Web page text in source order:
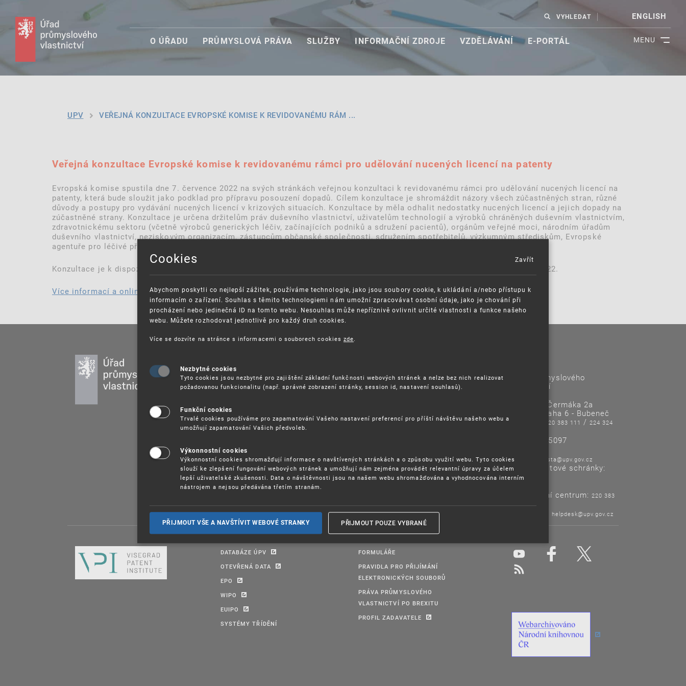
MENU
VYHLEDAT ENGLISH
O ÚŘADU PRŮMYSLOVÁ PRÁVA SLUŽBY INFORMAČNÍ ZDROJE VZDĚLÁVÁNÍ E-PORTÁL
UPV VEŘEJNÁ KONZULTACE EVROPSKÉ KOMISE K REVIDOVANÉMU RÁM ...
Veřejná konzultace Evropské komise k revidovanému rámci pro udělování nucených licencí na patenty
Evropská komise spustila dne 7. července 2022 na svých stránkách veřejnou konzultaci k revidovanému rámci pro udělování nucených licencí na
patenty, která bude sloužit jako podklad pro přípravu posouzení dopadů. Cílem konzultace je shromáždit názory všech zúčastněných stran, různé
důvody a postupy pro vydávání nucených licencí v krizových situacích. Konzultace by měla odhalit nedostatky nucených licencí a jejich dopady na
zúčastněné strany. Konzultace je určena držitelům práv duševního vlastnictví, uživatelům technologií a výrobků chráněných duševním vlastnictvím,
zdravotnickému sektoru (včetně výrobců generických léčiv, začínajících podniků a sdružení pacientů), orgánům veřejné moci, národním úřadům
duševního vlastnictví, neziskovým organizacím, zástupcům občanské společnosti, sdružením spotřebitelů, výzkumným střediskům, Evropské
agentuře pro léčivé přípravky a právníkům zabývajícím se duševním vlastnictvím.
Konzultace je k dispozici na portálu Evropské komise Have your say ve 24 úředních jazycích EU a bude otevřena do 29. září 2022.
Více informací a online dotazník
DUŠEVNÍMU VLASTNICTVÍ
UŽITEČNÉ ODKAZY
VZDĚLÁVÁNÍ
PRÁVNÍ PŘEDPISY
ORGANIZAČNÍ SCHÉMA
ISO CERTIFIKÁTY KVALITY
FAQ
Úřad průmyslového
vlastnictví
Antonína Čermáka 2a
160 68 Praha 6 - Bubeneč
220 383 111 /224 324
IČO: 48135097
E-mail:
posta@upv.gov.cz
Adresa datové schránky:
ix6aa38
Informační centrum: 220 383
120
helpdesk@upv.gov.cz
DATABÁZE ÚPV
OTEVŘENÁ DATA
EPO
WIPO
EUIPO
SYSTÉMY TŘÍDĚNÍ
FORMULÁŘE
PRAVIDLA PRO PŘIJÍMÁNÍ
ELEKTRONICKÝCH SOUBORŮ
PRÁVA PRŮMYSLOVÉHO
VLASTNICTVÍ PO BREXITU
PROFIL ZADAVATELE
Cookies
Abychom poskytli co nejlepší zážitek, používáme technologie, jako jsou soubory cookie, k ukládání a/nebo přístupu k
informacím o zařízení. Souhlas s těmito technologiemi nám umožní zpracovávat osobní údaje, jako je chování při
procházení nebo jedinečná ID na tomto webu. Nesouhlas může nepříznivě ovlivnit určité vlastnosti a funkce našeho
webu. Můžete rozhodovat jednotlivě pro každý druh cookies.
Více se dozvíte na stránce s informacemi o souborech cookies zde.
Nezbytné cookies
Tyto cookies jsou nezbytné pro zajištění základní funkčnosti webových stránek a nelze bez nich realizovat
požadovanou funkcionalitu (např. správné zobrazení stránky, session id, nastavení souhlasů).
Funkční cookies
Trvalé cookies používáme pro zapamatování Vašeho nastavení preferencí pro příští návštěvu našeho webu a
umožňují zapamatování Vašich předvoleb.
Výkonnostní cookies
Výkonnostní cookies shromažďují informace o navštívených stránkách a o způsobu využití webu. Tyto cookies
slouží ke zlepšení fungování webových stránek a umožňují nám zejména provádět relevantní úpravy za účelem
lepší uživatelské zkušenosti. Data o návštěvnosti jsou na našem webu shromažďována a vyhodnocována interním
nástrojem a nejsou předávána třetím stranám.
PŘIJMOUT VŠE A NAVŠTÍVIT WEBOVÉ STRANKY PŘIJMOUT POUZE VYBRANÉ
Zavřít